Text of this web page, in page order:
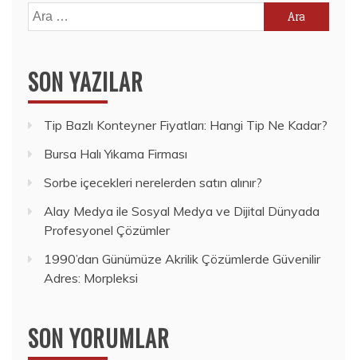
Arama:
SON YAZILAR
Tip Bazlı Konteyner Fiyatları: Hangi Tip Ne Kadar?
Bursa Halı Yıkama Firması
Sorbe içecekleri nerelerden satın alınır?
Alay Medya ile Sosyal Medya ve Dijital Dünyada
Profesyonel Çözümler
1990’dan Günümüze Akrilik Çözümlerde Güvenilir
Adres: Morpleksi
SON YORUMLAR